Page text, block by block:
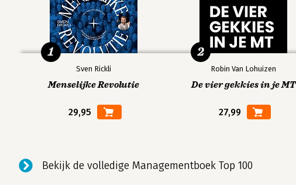
Sven Rickli
Menselijke Revolutie
29,95
1
Robin Van Lohuizen
De vier gekkies in je MT
27,99
2
Bekijk de volledige Managementboek Top 100